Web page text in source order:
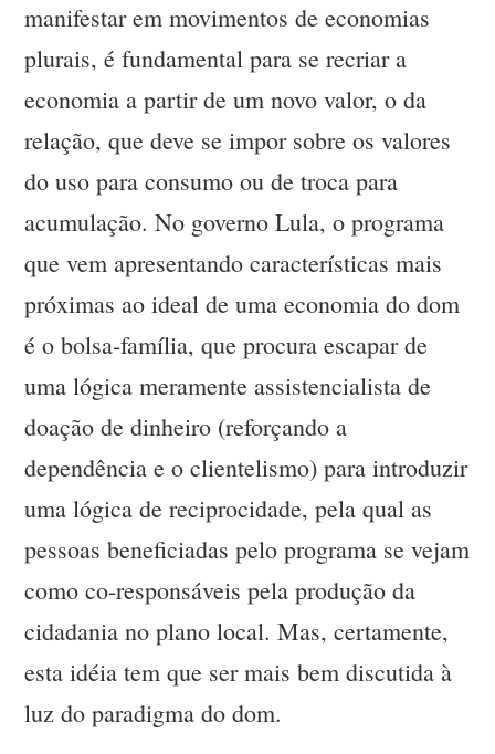
manifestar em movimentos de economias
plurais, é fundamental para se recriar a
economia a partir de um novo valor, o da
relação, que deve se impor sobre os valores
do uso para consumo ou de troca para
acumulação. No governo Lula, o programa
que vem apresentando características mais
próximas ao ideal de uma economia do dom
é o bolsa-família, que procura escapar de
uma lógica meramente assistencialista de
doação de dinheiro (reforçando a
dependência e o clientelismo) para introduzir
uma lógica de reciprocidade, pela qual as
pessoas beneficiadas pelo programa se vejam
como co-responsáveis pela produção da
cidadania no plano local. Mas, certamente,
esta idéia tem que ser mais bem discutida à
luz do paradigma do dom.